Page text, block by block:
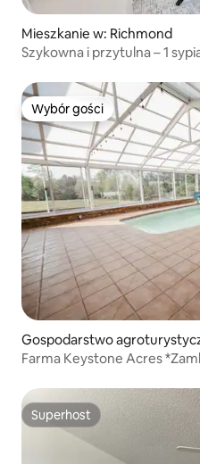
Mieszkanie w: Richmond
Szykowna i przytulna – 1
Wybór gości
Wybór gości
Gospodarstwo
eld
Farma Keystone Acres
Superhost
Superhost